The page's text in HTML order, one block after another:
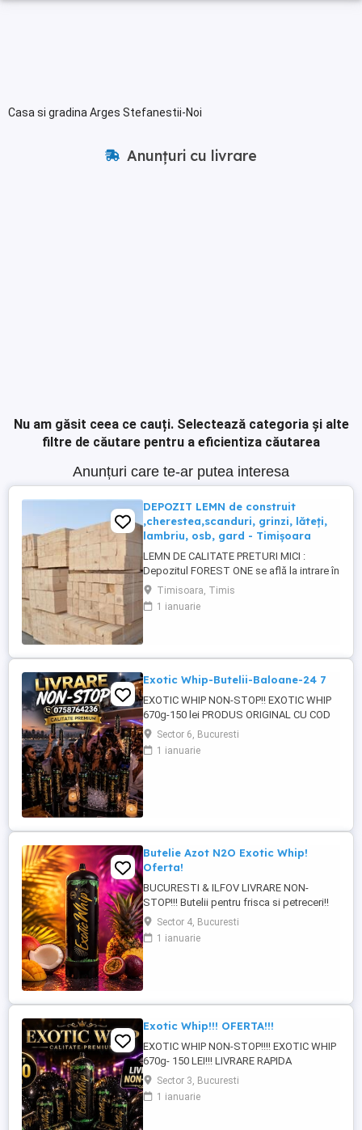
Casa si gradina Arges Stefanestii-Noi
Anunțuri cu livrare
Nu am găsit ceea ce cauți. Selectează categoria și alte
filtre de căutare pentru a eficientiza căutarea
Anunțuri care te-ar putea interesa
DEPOZIT LEMN de construit
,cherestea,scanduri, grinzi, lăteți,
lambriu, osb, gard - Timișoara
LEMN DE CALITATE PRETURI MICI :
Depozitul FOREST ONE se află la intrare în
MOSNITA NOUA dinspre TIMISOARA. (
langa magazin Profi) SCANDURA
nedimensionată (3-5 m) SCANDURA
19 mm, 3-4m, clasa A PAZIE 20,25 cm ...
Timisoara, Timis
1 ianuarie
Exotic Whip-Butelii-Baloane-24 7
EXOTIC WHIP NON-STOP!! EXOTIC WHIP
670g-150 lei PRODUS ORIGINAL CU COD
QR!!! CALITATE PREMIUM PENTRU
PETRECERI DE NEUITAT!!! LIVRARE
RAPIDA BUCURESTI-ILFOV!!!
Sector 6, Bucuresti
1 ianuarie
Butelie Azot N2O Exotic Whip!
Oferta!
BUCURESTI & ILFOV LIVRARE NON-
STOP!!! Butelii pentru frisca si petreceri!!
Exotic Whip 670g -150 lei Exotic Whip 2KG
-350 lei Produs original se poate verifica
cu cod QR! Pentru mai multe detalii la !!!
Sector 4, Bucuresti
1 ianuarie
Exotic Whip!!! OFERTA!!!
EXOTIC WHIP NON-STOP!!!! EXOTIC WHIP
670g- 150 LEI!!! LIVRARE RAPIDA
BUCURESTI-ILFOV!!! PRODUS ORIGINAL
CU COD QR!! PERFECT PENTRU
PETRECERI DE NEUITAT!!!DISPONIBIL 24
Sector 3, Bucuresti
1 ianuarie